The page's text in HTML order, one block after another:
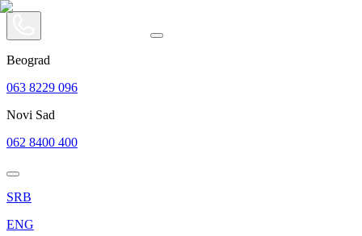
Beograd
063 8229 096
Novi Sad
062 8400 400
SRB
ENG